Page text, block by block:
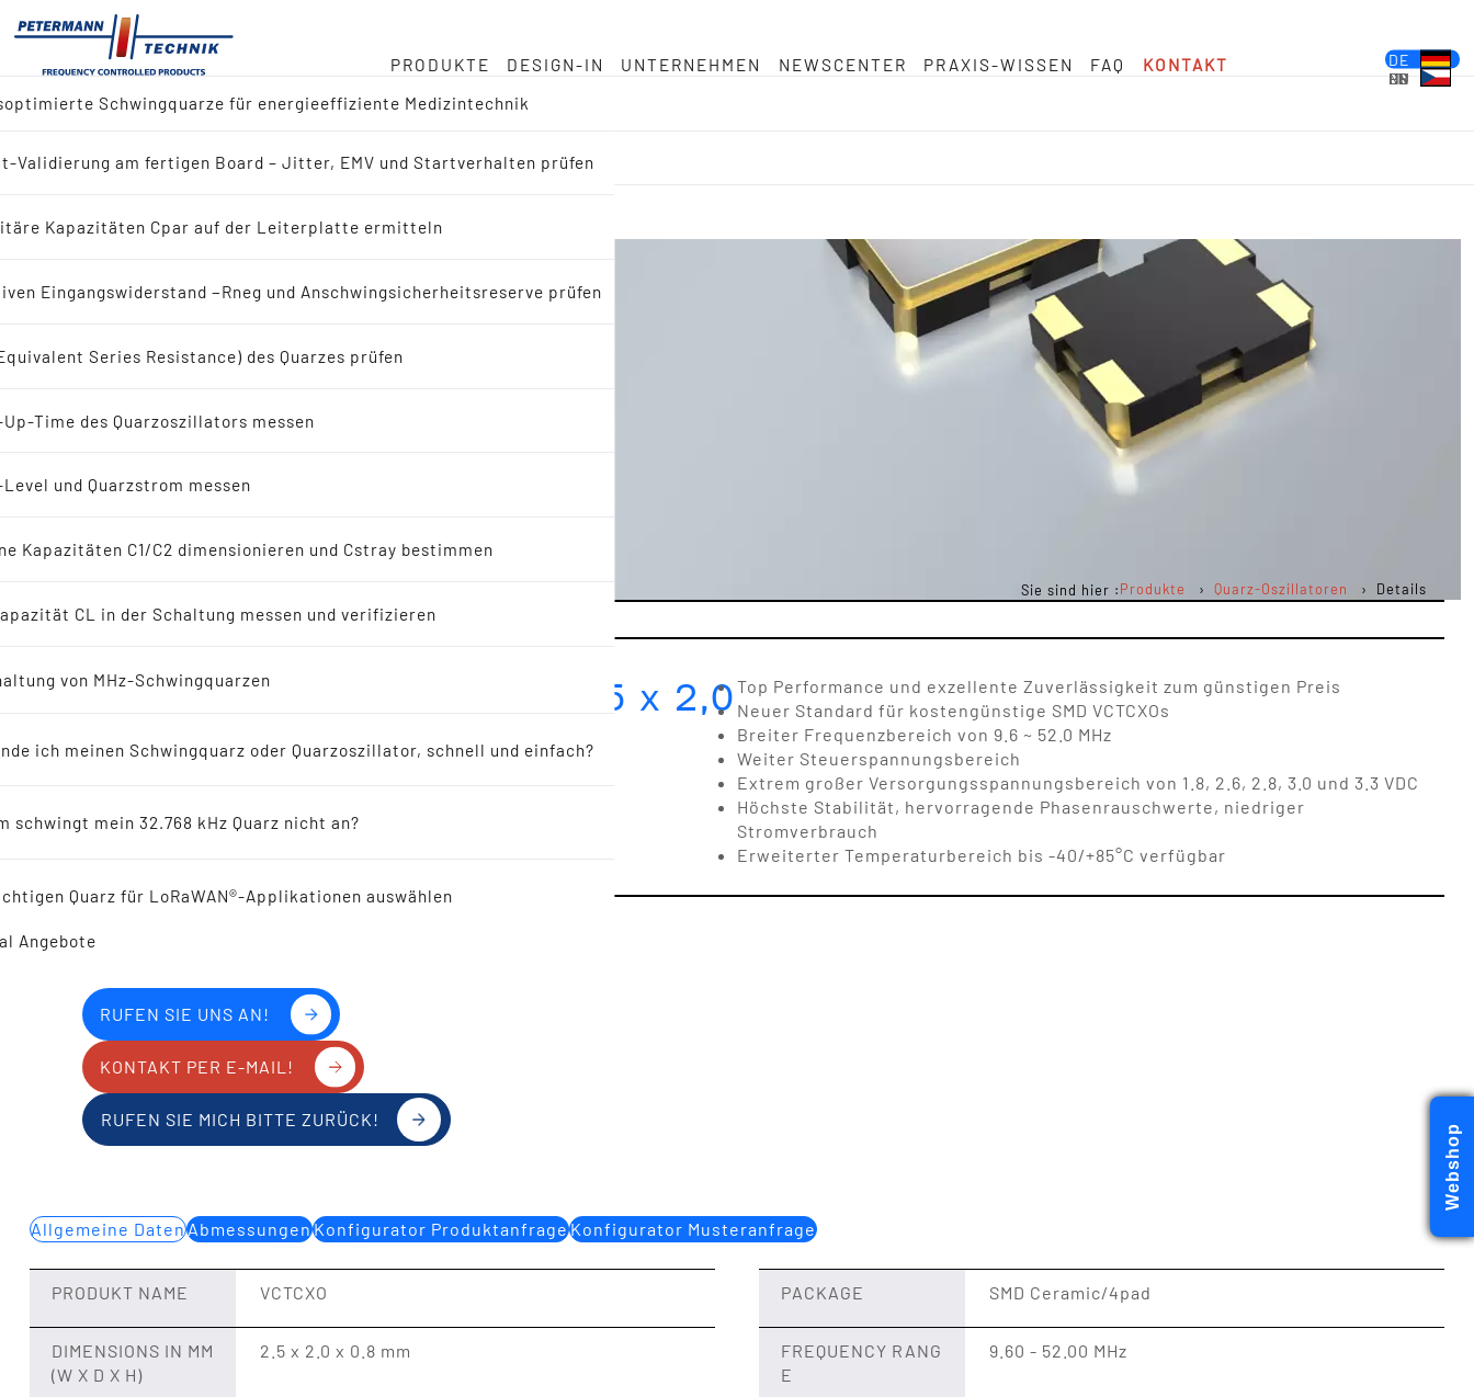
PRODUKTE
kHz Lösungen
Angebote
DESIGN-IN UNTERNEHMEN NEWSCENTER
PRAXIS-WISSEN
Schwingquarze für energieeffiziente Medizintechnik
Validierung am fertigen Board – Jitter, EMV und Startverhalten prüfen
Kapazitäten Cpar auf der Leiterplatte ermitteln
Eingangswiderstand −Rneg und Anschwingsicherheitsreserve prüfen
Series Resistance) des Quarzes prüfen
Time des Quarzoszillators messen
und Quarzstrom messen
Kapazitäten C1/C2 dimensionieren und Cstray bestimmen
CL in der Schaltung messen und verifizieren
von MHz-Schwingquarzen
ich meinen Schwingquarz oder Quarzoszillator, schnell und einfach?
schwingt mein 32.768 kHz Quarz nicht an?
Quarz für LoRaWAN®-Applikationen auswählen
FAQ KONTAKT
DE
EN
FR
ES
PL
IT
NL
HU
CS
Sie sind hier :Produkte Quarz-Oszillatoren Details
SMD VCTCXO OSZILLATOR 2,5 x 2,0
mm 9.6 - 52.0 MHz
Top Performance und exzellente Zuverlässigkeit zum günstigen Preis
Neuer Standard für kostengünstige SMD VCTCXOs
Breiter Frequenzbereich von 9.6 ~ 52.0 MHz
Weiter Steuerspannungsbereich
Extrem großer Versorgungsspannungsbereich von 1.8, 2.6, 2.8, 3.0 und 3.3 VDC
Höchste Stabilität, hervorragende Phasenrauschwerte, niedriger
Stromverbrauch
Erweiterter Temperaturbereich bis -40/+85°C verfügbar
RUFEN SIE UNS AN!
KONTAKT PER E-MAIL!
RUFEN SIE MICH BITTE ZURÜCK!
Allgemeine DatenAbmessungenKonfigurator ProduktanfrageKonfigurator Musteranfrage
PRODUKT NAME VCTCXO PACKAGE SMD Ceramic/4pad
DIMENSIONS IN MM
(W X D X H)
2.5 x 2.0 x 0.8 mm
FREQUENCY RANG
E
9.60 - 52.00 MHz
Webshop